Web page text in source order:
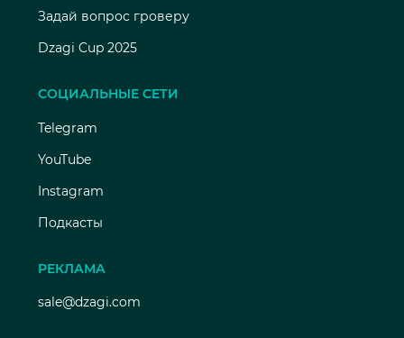
Задай вопрос гроверу
Dzagi Cup 2025
СОЦИАЛЬНЫЕ СЕТИ
Telegram
YouTube
Instagram
Подкасты
РЕКЛАМА
sale@dzagi.com